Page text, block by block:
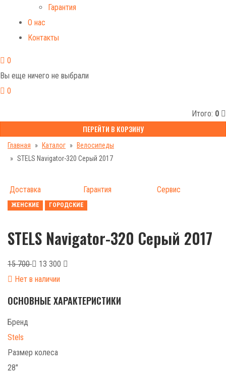
Гарантия
О нас
Контакты
0
Вы еще ничего не выбрали
0
Итого: 0
ПЕРЕЙТИ В КОРЗИНУ
Главная Каталог
Велосипеды
STELS Navigator-320 Серый 2017
Доставка Гарантия Сервис
ЖЕНСКИЕ ГОРОДСКИЕ
STELS Navigator-320 Серый 2017
15 700
13 300
Нет в наличии
ОСНОВНЫЕ ХАРАКТЕРИСТИКИ
Бренд
Stels
Размер колеса
28"